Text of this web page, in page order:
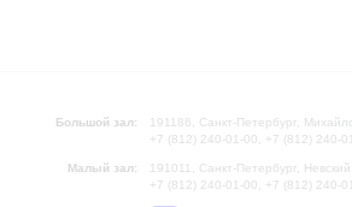
Большой зал:
191186, Санкт-Петербург,
+7 (812) 240-01-00, +7 (812) 240-
Малый зал:
191011, Санкт-Петербург,
+7 (812) 240-01-00, +7 (812) 240-